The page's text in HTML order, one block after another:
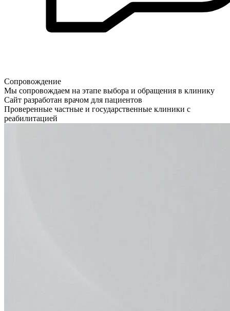
Сопровождение
Мы сопровождаем на этапе выбора и обращения в клинику
Сайт разработан врачом для пациентов
Проверенные частные и государственные клиники с
реабилитацией